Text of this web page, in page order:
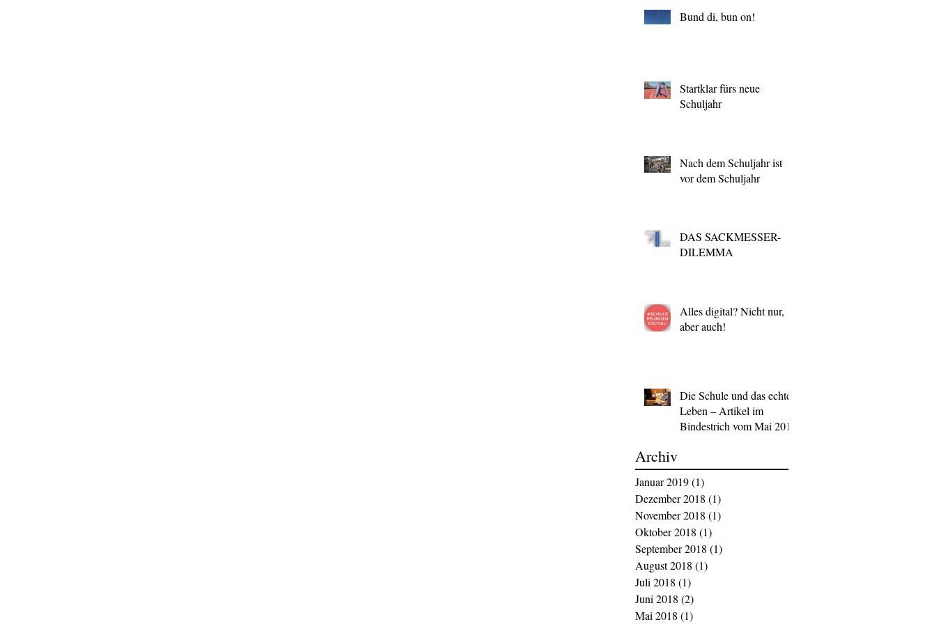
Bund di, bun on!
Startklar fürs neue
Schuljahr
Nach dem Schuljahr ist
vor dem Schuljahr
DAS SACKMESSER-
DILEMMA
Alles digital? Nicht nur,
aber auch!
Die Schule und das echte
Leben – Artikel im
Bindestrich vom Mai 2018
Archiv
Januar 2019(1)
Dezember 2018 (1)
November 2018 (1)
Oktober 2018 (1)
September 2018 (1)
August 2018 (1)
Juli 2018 (1)
Juni 2018 (2)
Mai 2018 (1)